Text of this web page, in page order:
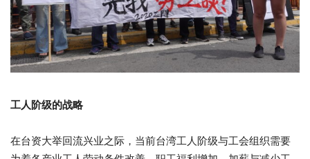
工人阶级的战略
在台资大举回流兴业之际，当前台湾工人阶级与工会组织需要